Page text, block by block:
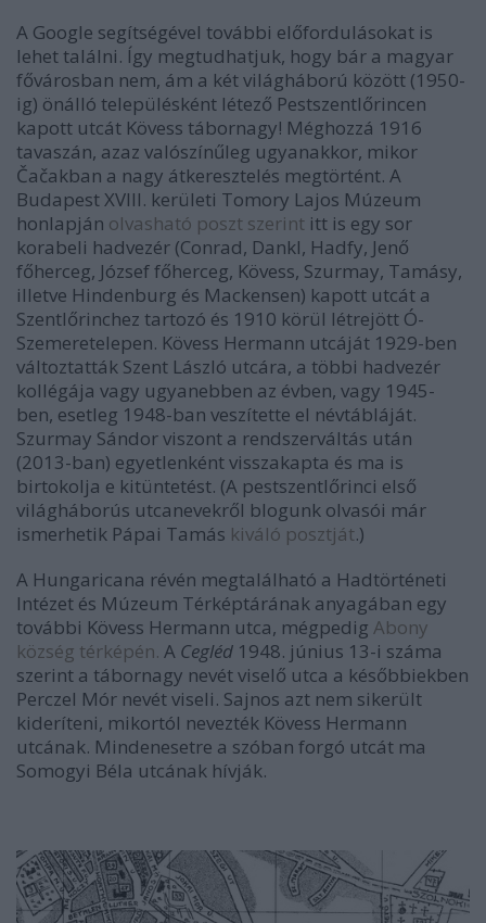
A Google segítségével további előfordulásokat is
lehet találni. Így megtudhatjuk, hogy bár a magyar
fővárosban nem, ám a két világháború között (1950-
ig) önálló településként létező Pestszentlőrincen
kapott utcát Kövess tábornagy! Méghozzá 1916
tavaszán, azaz valószínűleg ugyanakkor, mikor
Čačakban a nagy átkeresztelés megtörtént. A
Budapest XVIII. kerületi Tomory Lajos Múzeum
honlapján olvasható poszt szerint itt is egy sor
korabeli hadvezér (Conrad, Dankl, Hadfy, Jenő
főherceg, József főherceg, Kövess, Szurmay, Tamásy,
illetve Hindenburg és Mackensen) kapott utcát a
Szentlőrinchez tartozó és 1910 körül létrejött Ó-
Szemeretelepen. Kövess Hermann utcáját 1929-ben
változtatták Szent László utcára, a többi hadvezér
kollégája vagy ugyanebben az évben, vagy 1945-
ben, esetleg 1948-ban veszítette el névtábláját.
Szurmay Sándor viszont a rendszerváltás után
(2013-ban) egyetlenként visszakapta és ma is
birtokolja e kitüntetést. (A pestszentlőrinci első
világháborús utcanevekről blogunk olvasói már
ismerhetik Pápai Tamás kiváló posztját.)
A Hungaricana révén megtalálható a Hadtörténeti
Intézet és Múzeum Térképtárának anyagában egy
további Kövess Hermann utca, mégpedig Abony
község térképén. A Cegléd 1948. június 13-i száma
szerint a tábornagy nevét viselő utca a későbbiekben
Perczel Mór nevét viseli. Sajnos azt nem sikerült
kideríteni, mikortól nevezték Kövess Hermann
utcának. Mindenesetre a szóban forgó utcát ma
Somogyi Béla utcának hívják.